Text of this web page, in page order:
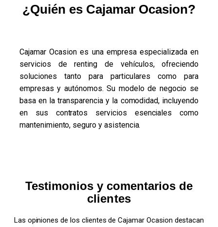
¿Quién es Cajamar Ocasion?
Cajamar Ocasion es una empresa especializada en
servicios de renting de vehículos, ofreciendo
soluciones tanto para particulares como para
empresas y autónomos. Su modelo de negocio se
basa en la transparencia y la comodidad, incluyendo
en sus contratos servicios esenciales como
mantenimiento, seguro y asistencia.
Testimonios y comentarios de
clientes
Las opiniones de los clientes de Cajamar Ocasion destacan